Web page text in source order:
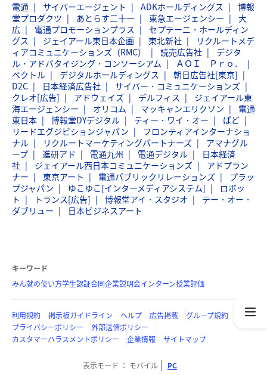
電通 サイバーエージェント ADKホールディングス
博報
堂プロダクツ
あとらす二十一 東急エージェンシー
大
広
電通プロモーションプラス
セプテーニ・ホールディン
グス
ジェイアール東日本企画 東北新社
リクルートメデ
ィアコミュニケーションズ（RMC）
読売広告社
デジタ
ル・アドバタイジング・コンソーシアム
ＡＯＩ Ｐｒｏ．
ベクトル
デジタルホールディングス
朝日広告社[東京]
D2C
日本経済広告社
サイバー・コミュニケーションズ
クレオ[広告]
アドウェイズ デルフィス
ジェイアール東
海エージェンシー
オリコム マッキャンエリクソン
電通
東日本
博報堂DYデジタル ティー・ワイ・オー
ぱど
リードエグジビションジャパン
フロンティアインターナショ
ナル
リクルートマーケティングパートナーズ
アマナグル
ープ
進研アド 電通九州 電通デジタル
日本経済
社
ジェイアール西日本コミュニケーションズ
アドプラン
ナー
東京アート 電通パブリックリレーションズ
プラッ
プジャパン
ゆこゆこ[インターメディアシステム]
ロボッ
ト
トランス[広告] 博報堂アイ・スタジオ
テー・オー・
ダブリュー
日本ビジネスアート
キーワード
みん就の使い方学生認証合同企業説明会インターン授業評価
利用規約 掲示板ガイドライン ヘルプ 広告掲載
グループ規約
プライバシーポリシー
外部送信ポリシー
カスタマーハラスメントポリシー
企業情報 サイトマップ
表示モード モバイル PC